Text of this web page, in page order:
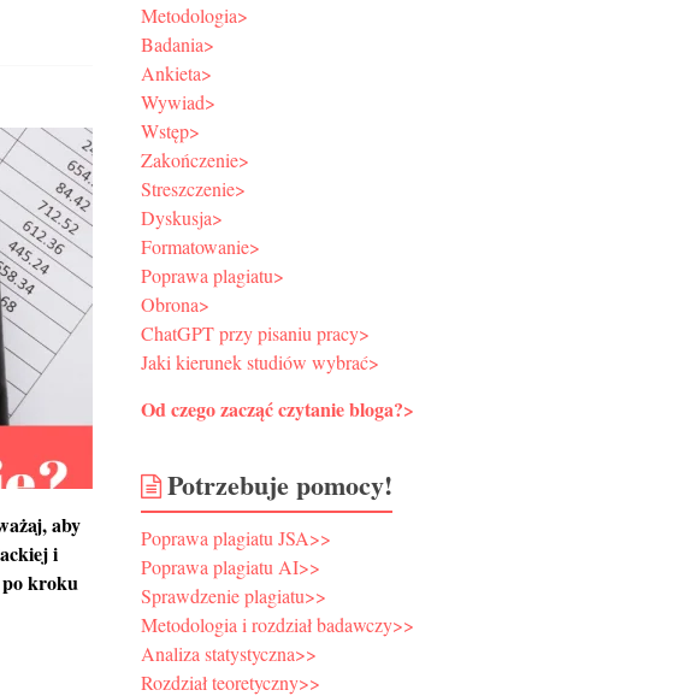
aby
i
po kroku
Metodologia>
Badania>
Ankieta>
Wywiad>
Wstęp>
Zakończenie>
Streszczenie>
Dyskusja>
Formatowanie>
Poprawa plagiatu>
Obrona>
ChatGPT przy pisaniu pracy>
Jaki kierunek studiów wybrać>
Od czego zacząć czytanie bloga?>
Potrzebuje pomocy!
Poprawa plagiatu JSA>>
Poprawa plagiatu AI>>
Sprawdzenie plagiatu>>
Metodologia i rozdział badawczy>>
Analiza statystyczna>>
Rozdział teoretyczny>>